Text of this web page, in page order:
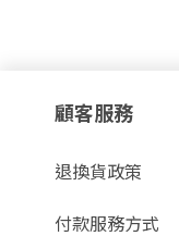
顧客服務
退換貨政策
付款服務方式